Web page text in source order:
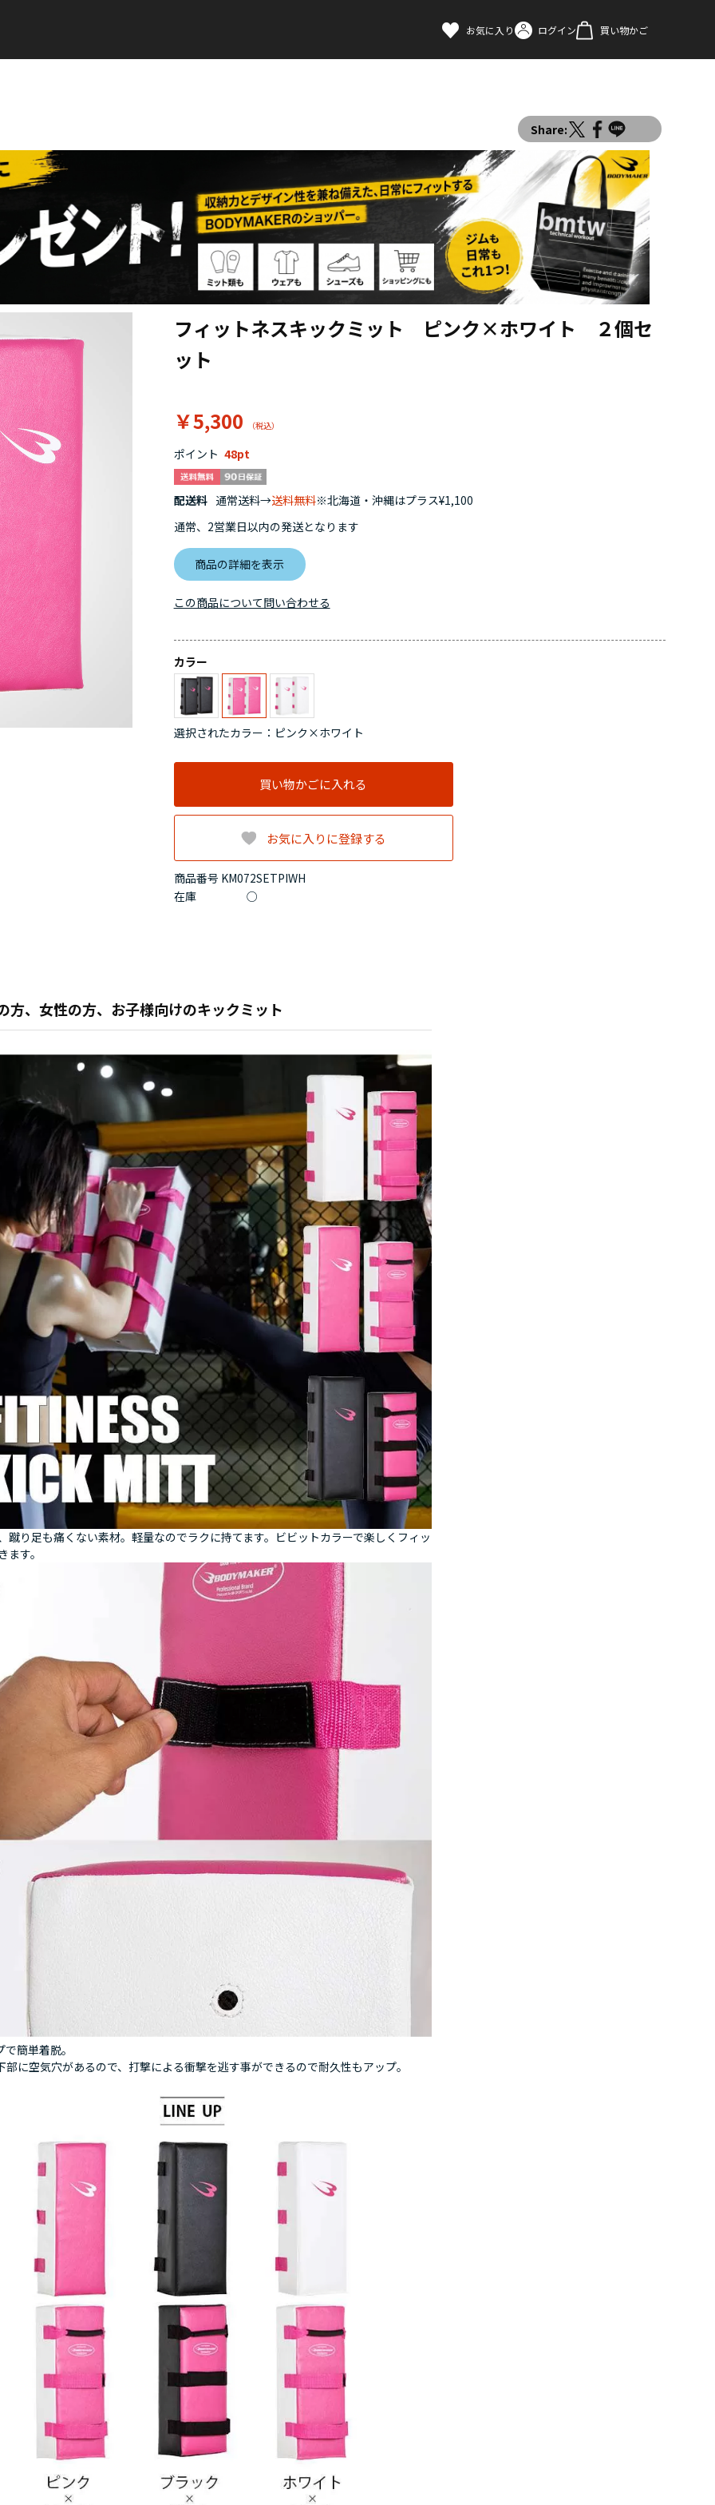
お気に入り ログイン 買い物かご
Share:
フィットネスキックミット ピンク×ホワイト ２個セ
ット
￥5,300
商品番号 KM072SETPIWH
ポイント 48
在庫 ○
配送料 通常送料→送料無料※北海道・沖縄はプラス¥1,100
通常、2営業日以内の発送となります
商品の詳細を表示
カラー
選択されたカラー：ピンク×ホワイト
買い物かごに入れる
お気に入りに登録する
この商品について問い合わせる
方、女性の方、お子様向けのキックミット
蹴り足も痛くない素材。軽量なのでラクに持てます。ビビットカラーで楽しくフィッ
ます。
簡単着脱。
部に空気穴があるので、打撃による衝撃を逃す事ができるので耐久性もアップ。